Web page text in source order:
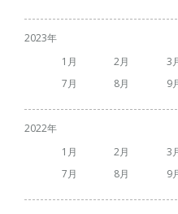
2023
1
2 3
7
8 9
2022
1
2 3
7
8 9